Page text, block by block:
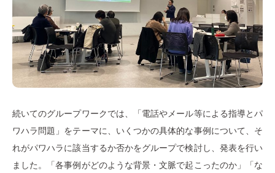
続いてのグループワークでは、「電話やメール等による指導とパ
ワハラ問題」をテーマに、いくつかの具体的な事例について、そ
れがパワハラに該当するか否かをグループで検討し、発表を行い
ました。「各事例がどのような背景・文脈で起こったのか」「な